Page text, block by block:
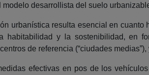
desarrollista del suelo
urbanística resulta esencial en
habitabilidad y la sostenibilidad, en
de referencia (“ciudades
efectivas en pos de los